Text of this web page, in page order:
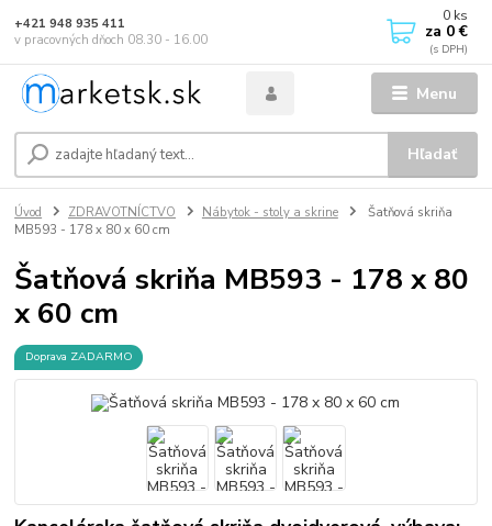
Menu
Hľadať
+421 948 935 411
v pracovných dňoch 08.30 - 16.00
0 ks
za 0 €
Úvod ZDRAVOTNÍCTVO Nábytok - stoly a skrine
Šatňová skriňa
MB593 - 178 x 80 x 60 cm
Šatňová skriňa MB593 - 178 x 80
x 60 cm
Doprava ZADARMO